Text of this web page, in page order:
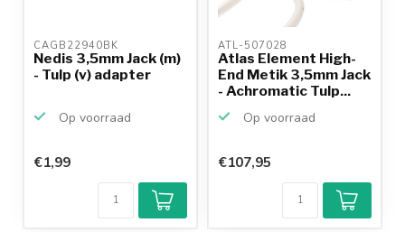
CAGB22940BK
Nedis 3,5mm Jack (m)
- Tulp (v) adapter
Op voorraad
€1,99
ATL-507028
Atlas Element High-
End Metik 3,5mm Jack
- Achromatic Tulp...
Op voorraad
€107,95